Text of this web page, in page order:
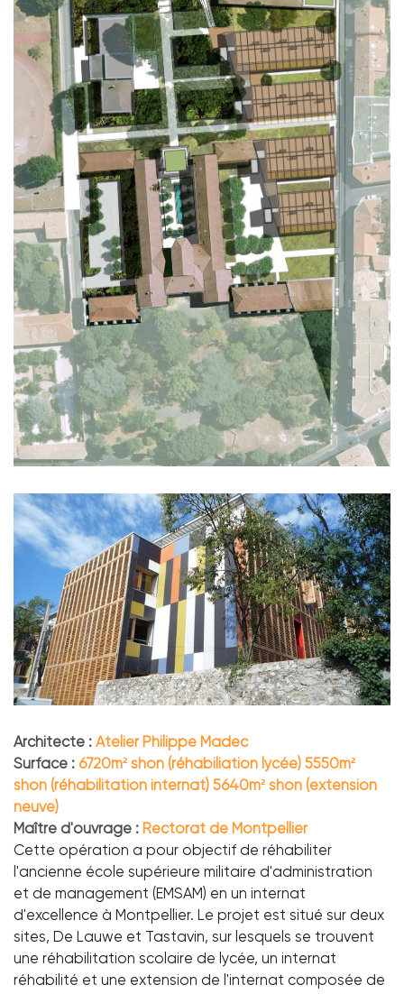
Architecte : Atelier Philippe Madec
Surface : 6720m² shon (réhabiliation lycée) 5550m²
shon (réhabilitation internat) 5640m² shon (extension
neuve)
Maître d'ouvrage : Rectorat de Montpellier
Cette opération a pour objectif de réhabiliter
l'ancienne école supérieure militaire d'administration
et de management (EMSAM) en un internat
d'excellence à Montpellier. Le projet est situé sur deux
sites, De Lauwe et Tastavin, sur lesquels se trouvent
une réhabilitation scolaire de lycée, un internat
réhabilité et une extension de l'internat composée de